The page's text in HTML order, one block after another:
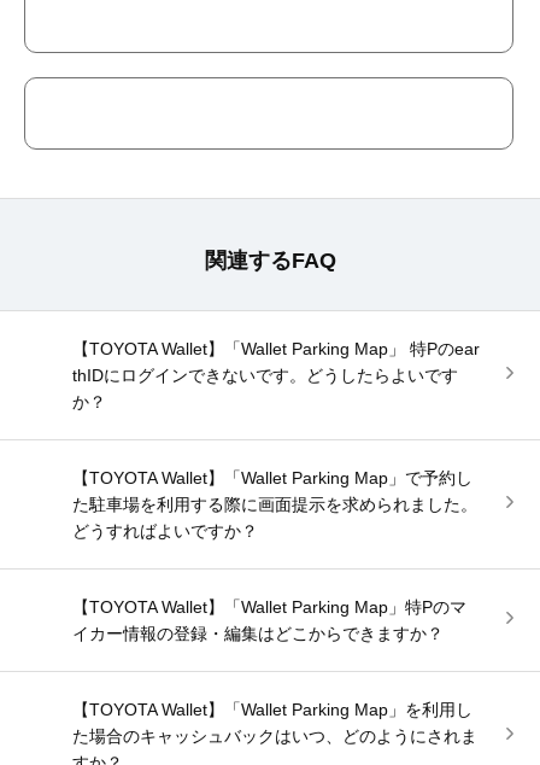
関連するFAQ
【TOYOTA Wallet】「Wallet Parking Map」 特Pのear
thIDにログインできないです。どうしたらよいです
か？
【TOYOTA Wallet】「Wallet Parking Map」で予約し
た駐車場を利用する際に画面提示を求められました。
どうすればよいですか？
【TOYOTA Wallet】「Wallet Parking Map」特Pのマ
イカー情報の登録・編集はどこからできますか？
【TOYOTA Wallet】「Wallet Parking Map」を利用し
た場合のキャッシュバックはいつ、どのようにされま